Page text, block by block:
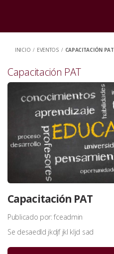
INICIO / EVENTOS / CAPACITACIÓN PAT
Capacitación PAT
Capacitación PAT
Publicado por: fceadmin
Se desaedld jkdjf jkl kljd sad